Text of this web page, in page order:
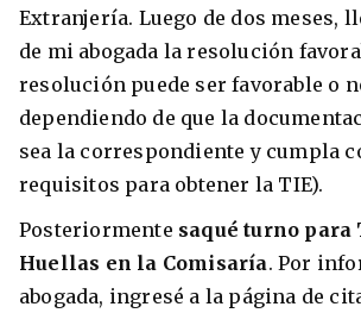
Extranjería. Luego de dos meses,
de mi abogada la resolución
resolución puede ser favorable o
dependiendo de que la
sea la correspondiente y cumpla
requisitos para obtener la TIE).
Posteriormente saqué turno para
Huellas en la Comisaría. Por
abogada, ingresé a la página de